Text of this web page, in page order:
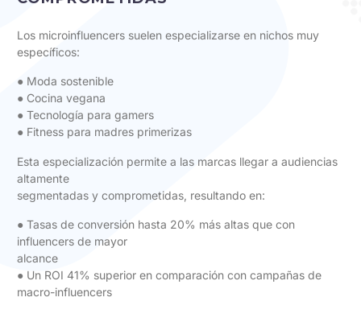
Los microinfluencers suelen especializarse en nichos muy
específicos:
● Moda sostenible
● Cocina vegana
● Tecnología para gamers
● Fitness para madres primerizas
Esta especialización permite a las marcas llegar a audiencias
altamente
segmentadas y comprometidas, resultando en:
● Tasas de conversión hasta 20% más altas que con
influencers de mayor
alcance
● Un ROI 41% superior en comparación con campañas de
macro-influencers